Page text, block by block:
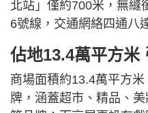
北站」僅約700米，無縫
6號線，交通網絡四通八
佔地13.4萬平方米
商場面積約13.4萬平方
牌，涵蓋超市、精品、